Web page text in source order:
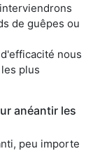
de guêpes ou
nous
plus
anéantir les
peu importe